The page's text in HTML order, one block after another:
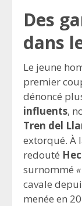
Des
dans
Le jeune
premier
dénoncé
influents,
Tren del
extorqué. À
redouté
surnommé
cavale
menée en